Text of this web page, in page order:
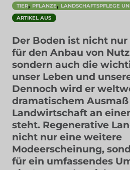
TIER, PFLANZE, LANDSCHAFTSPFLEGE
ARTIKEL AUS
Der Boden ist nicht
für den Anbau von
sondern auch die
unser Leben und
Dennoch wird er
dramatischem
Landwirtschaft an
steht. Regenerative
nicht nur eine weitere
Modeerscheinung,
für ein umfassendes